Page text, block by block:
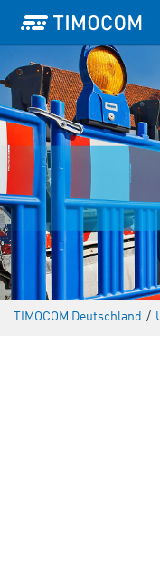
TIMOCOM Deutschland /